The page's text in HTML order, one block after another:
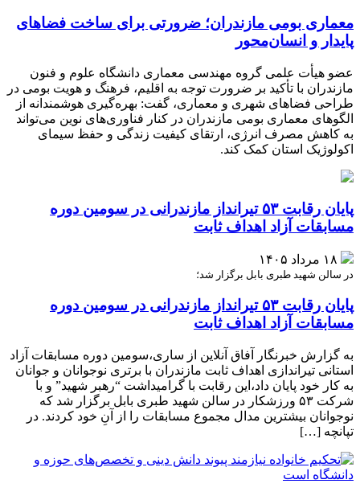
معماری بومی مازندران؛ ضرورتی برای ساخت فضاهای
پایدار و انسان‌محور
عضو هیأت علمی گروه مهندسی معماری دانشگاه علوم و فنون
مازندران با تأکید بر ضرورت توجه به اقلیم، فرهنگ و هویت بومی در
طراحی فضاهای شهری و معماری، گفت: بهره‌گیری هوشمندانه از
الگوهای معماری بومی مازندران در کنار فناوری‌های نوین می‌تواند
به کاهش مصرف انرژی، ارتقای کیفیت زندگی و حفظ سیمای
اکولوژیک استان کمک کند.
پایان رقابت ۵۳ تیرانداز مازندرانی در سومین دوره
مسابقات آزاد اهداف ثابت
۱۸ مرداد ۱۴۰۵
در سالن شهید طبری بابل برگزار شد؛
پایان رقابت ۵۳ تیرانداز مازندرانی در سومین دوره
مسابقات آزاد اهداف ثابت
به گزارش خبرنگار آفاق آنلاین از ساری،سومین دوره مسابقات آزاد
استانی تیراندازی اهداف ثابت مازندران با برتری نوجوانان و جوانان
به کار خود پایان داد،این رقابت با گرامیداشت “رهبر شهید” و با
شرکت ۵۳ ورزشکار در سالن شهید طبری بابل برگزار شد که
نوجوانان بیشترین مدال مجموع مسابقات را از آنِ خود کردند. در
تپانچه […]